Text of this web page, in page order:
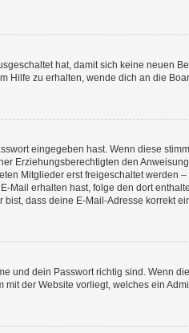
hat, damit sich keine neuen
Hilfe zu erhalten, wende dich an die
eingegeben hast. Wenn diese
Erziehungsberechtigten den
Mitglieder erst freigeschaltet werden
Mail erhalten hast, folge den dort
dass deine E-Mail-Adresse korrekt
und dein Passwort richtig sind. Wenn
der Website vorliegt, welches ein